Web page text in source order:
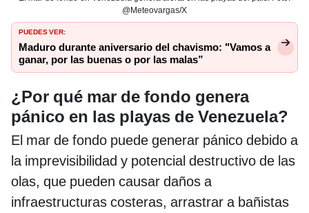
@Meteovargas/X
PUEDES VER:
Maduro durante aniversario del chavismo: "Vamos a
ganar, por las buenas o por las malas”
¿Por qué mar de fondo genera
pánico en las playas de Venezuela?
El mar de fondo puede generar pánico debido a
la imprevisibilidad y potencial destructivo de las
olas, que pueden causar daños a
infraestructuras costeras, arrastrar a bañistas